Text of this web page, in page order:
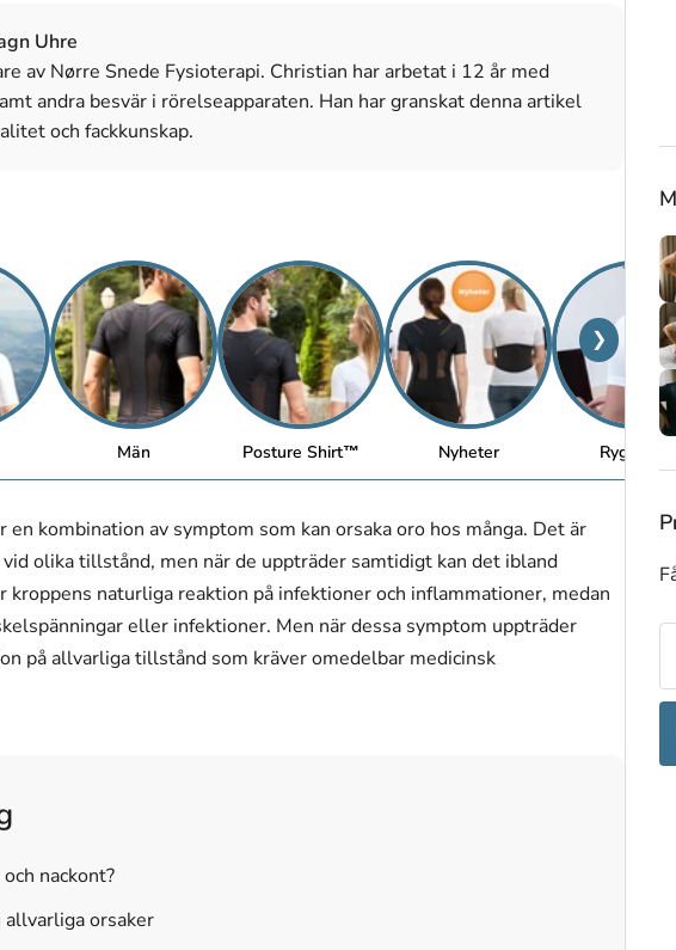
Uhre
av Nørre Snede Fysioterapi. Christian har arbetat i 12 år med
andra besvär i rörelseapparaten. Han har granskat denna artikel
och fackkunskap.
❯
Män Posture Shirt™ Nyheter Ryggstöd
kombination av symptom som kan orsaka oro hos många. Det är
olika tillstånd, men när de uppträder samtidigt kan det ibland
kroppens naturliga reaktion på infektioner och inflammationer, medan
eller infektioner. Men när dessa symptom uppträder
på allvarliga tillstånd som kräver omedelbar medicinsk
nackont?
orsaker